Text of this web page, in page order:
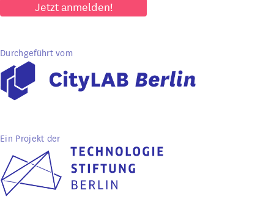
Jetzt anmelden!
Durchgeführt vom
Ein Projekt der